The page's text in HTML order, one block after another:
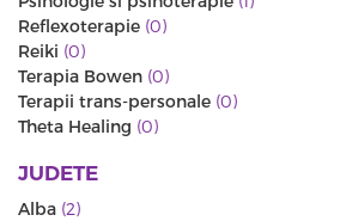
Reflexoterapie (0)
Reiki (0)
Terapia Bowen (0)
Terapii trans-personale (0)
Theta Healing (0)
JUDETE
Alba (2)